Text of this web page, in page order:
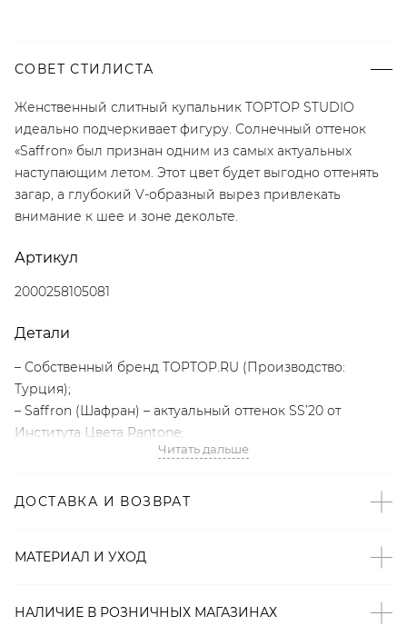
СОВЕТ СТИЛИСТА
Женственный слитный купальник TOPTOP STUDIO
идеально подчеркивает фигуру. Солнечный оттенок
«Saffron» был признан одним из самых актуальных
наступающим летом. Этот цвет будет выгодно оттенять
загар, а глубокий V-образный вырез привлекать
внимание к шее и зоне декольте.
Артикул
2000258105081
Детали
– Собственный бренд TOPTOP.RU (Производство:
Турция);
– Saffron (Шафран) – актуальный оттенок SS’20 от
Института Цвета Pantone;
– Глубокий V-образный вырез визуально выделяет зону
– Тонкие регулируемые бретели;
На Оле размер XS, параметры 83-57-87, рост 167 см.
Читать дальше
ДОСТАВКА И ВОЗВРАТ
МАТЕРИАЛ И УХОД
НАЛИЧИЕ В РОЗНИЧНЫХ МАГАЗИНАХ